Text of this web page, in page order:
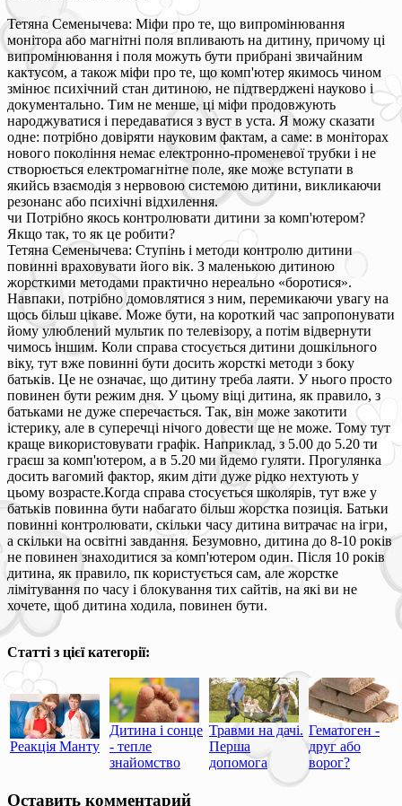
Тетяна Семенычева: Міфи про те, що випромінювання
монітора або магнітні поля впливають на дитину, причому ці
випромінювання і поля можуть бути прибрані звичайним
кактусом, а також міфи про те, що комп'ютер якимось чином
змінює психічний стан дитиною, не підтверджені науково і
документально. Тим не менше, ці міфи продовжують
народжуватися і передаватися з вуст в уста. Я можу сказати
одне: потрібно довіряти науковим фактам, а саме: в моніторах
нового покоління немає електронно-променевої трубки і не
створюється електромагнітне поле, яке може вступати в
якийсь взаємодія з нервовою системою дитини, викликаючи
резонанс або психічні відхилення.
чи Потрібно якось контролювати дитини за комп'ютером?
Якщо так, то як це робити?
Тетяна Семенычева: Ступінь і методи контролю дитини
повинні враховувати його вік. З маленькою дитиною
жорсткими методами практично нереально «боротися».
Навпаки, потрібно домовлятися з ним, перемикаючи увагу на
щось більш цікаве. Може бути, на короткий час запропонувати
йому улюблений мультик по телевізору, а потім відвернути
чимось іншим. Коли справа стосується дитини дошкільного
віку, тут вже повинні бути досить жорсткі методи з боку
батьків. Це не означає, що дитину треба лаяти. У нього просто
повинен бути режим дня. У цьому віці дитина, як правило, з
батьками не дуже сперечається. Так, він може закотити
істерику, але в суперечці нічого довести ще не може. Тому тут
краще використовувати графік. Наприклад, з 5.00 до 5.20 ти
граєш за комп'ютером, а в 5.20 ми йдемо гуляти. Прогулянка
досить вагомий фактор, яким діти дуже рідко нехтують у
цьому возрасте.Когда справа стосується школярів, тут вже у
батьків повинна бути набагато більш жорстка позиція. Батьки
повинні контролювати, скільки часу дитина витрачає на ігри,
а скільки на освітні завдання. Безумовно, дитина до 8-10 років
не повинен знаходитися за комп'ютером один. Після 10 років
дитина, як правило, пк користується сам, але жорстке
лімітування по часу і блокування тих сайтів, на які ви не
хочете, щоб дитина ходила, повинен бути.
Статті з цієї категорії:
Реакція Манту
Дитина і сонце
- тепле
знайомство
Травми на дачі.
Перша
допомога
Гематоген -
друг або
ворог?
Оставить комментарий